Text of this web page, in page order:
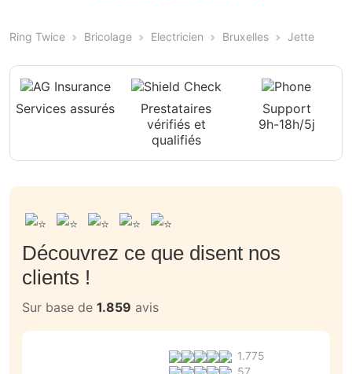
Ring Twice Bricolage Electricien Bruxelles Jette
Services assurés
Prestataires
vérifiés et
qualifiés
Support
9h-18h/5j
Découvrez ce que disent nos
clients !
Sur base de 1.859 avis
1.775
57